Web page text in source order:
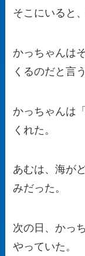
そこにいると
かっちゃんは
くるのだと言う
かっちゃんは
くれた。
あむは、海が
みだった。
次の日、かっ
やっていた。